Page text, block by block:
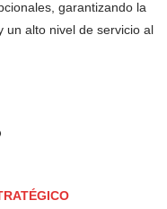
garantizando la
un alto nivel de servicio al